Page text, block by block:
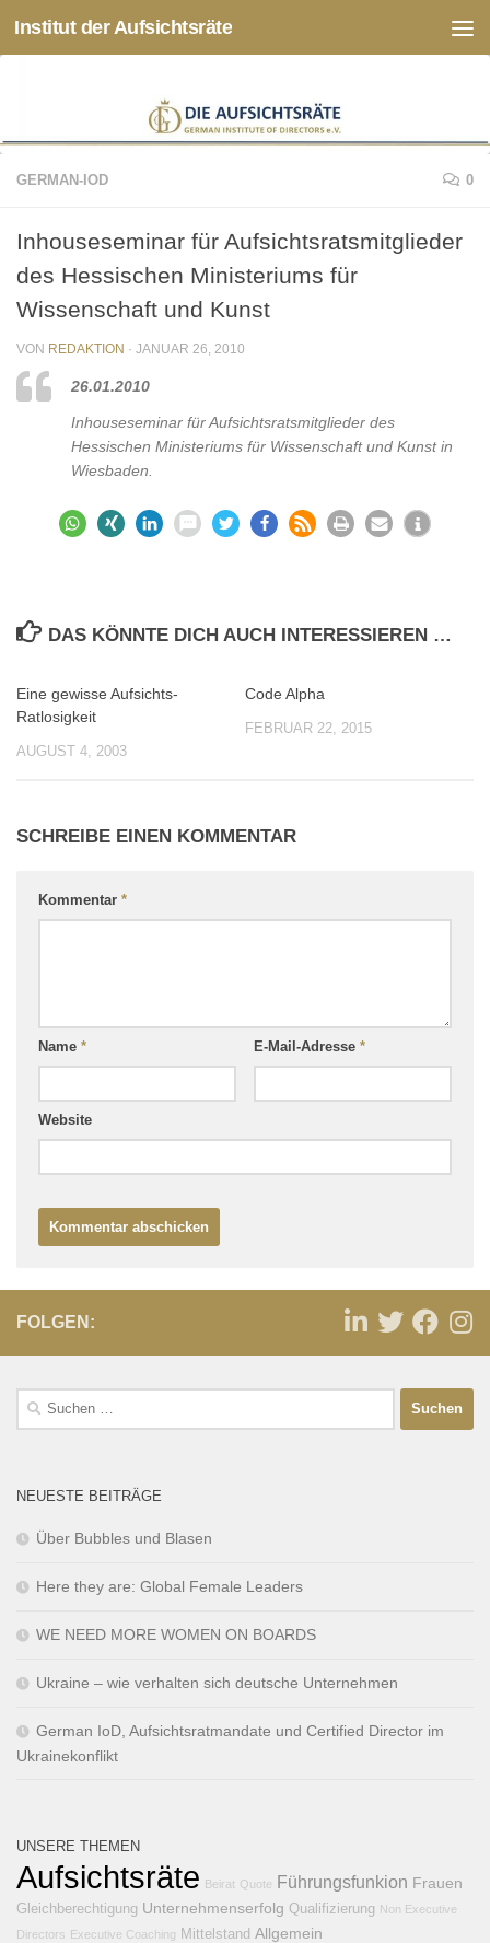
Zum Inhalt springen
Institut der Aufsichtsräte
GERMAN-IOD 0
Inhouseseminar für Aufsichtsratsmitglieder
des Hessischen Ministeriums für
Wissenschaft und Kunst
VON REDAKTION · JANUAR 26, 2010
26.01.2010
Inhouseseminar für Aufsichtsratsmitglieder des
Hessischen Ministeriums für Wissenschaft und Kunst in
Wiesbaden.
DAS KÖNNTE DICH AUCH INTERESSIEREN …
Eine gewisse Aufsichts-
Ratlosigkeit
AUGUST 4, 2003
Code Alpha
FEBRUAR 22, 2015
SCHREIBE EINEN KOMMENTAR
Kommentar *
Name * E-Mail-Adresse *
Website
FOLGEN:
NEUESTE BEITRÄGE
Über Bubbles und Blasen
Here they are: Global Female Leaders
WE NEED MORE WOMEN ON BOARDS
Ukraine – wie verhalten sich deutsche Unternehmen
German IoD, Aufsichtsratmandate und Certified Director im
Ukrainekonflikt
UNSERE THEMEN
Aufsichtsräte Beirat Quote Führungsfunkion Frauen
Gleichberechtigung Unternehmenserfolg Qualifizierung Non Executive
Directors Executive Coaching Mittelstand Allgemein